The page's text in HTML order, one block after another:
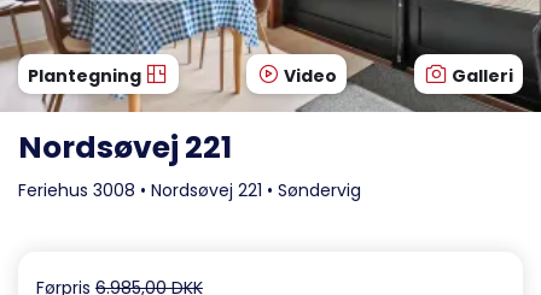
Plantegning Video Galleri
Nordsøvej 221
Feriehus 3008 • Nordsøvej 221 • Søndervig
Førpris 6.985,00 DKK